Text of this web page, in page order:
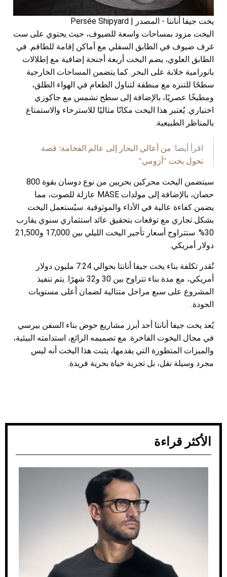
يخت جيفا أنانتا - المصدر | Persée Shipyard
اليخت مزود بمساحات واسعة للضيوف، حيث يحتوي على ست
غرف ضيوف في الطابق السفلي مع أماكن إقامة للطاقم. في
الطابق العلوي، يضم اليخت أربعة أجنحة إضافية مع إطلالات
بانورامية خلابة على البحر. كما يتضمن المساحات الخارجية
سطحًا للتنزه مع منطقة لتناول الطعام في الهواء الطلق،
ومطبخًا عصريًا، بالإضافة إلى سطح تشمس مع جاكوزي
اختياري. يُعتبر هذا اليخت مكانًا مثاليًا للاسترخاء والاستمتاع
بالمناظر الطبيعية.
اقرأ أيضا: من أعالي البحار إلى عالم الفخامة: قصة
تحول يخت "أزومي"
سيتضمن اليخت محركين بحريين من نوع دوسان بقوة 800
حصان، بالإضافة إلى مولدات MASE عازلة للصوت، مما
يضمن كفاءة عالية في الأداء والموثوقية. سيُستعمل اليخت
بشكل تجاري مع توقعات بتحقيق عائد استثماري سنوي يقارب
30%. ستتراوح أسعار تأجير اليخت الليلي بين 17,000 و21,500
دولار أمريكي.
تُقدر تكلفة بناء يخت جيفا أنانتا بحوالي 7.24 مليون دولار
أمريكي، مع مدة بناء تتراوح بين 30 و32 شهرًا. يتم تنفيذ
المشروع على سبع مراحل متتالية لضمان أعلى مستويات
الجودة.
يُعد يخت جيفا أنانتا أحد أبرز مشاريع حوض بناء السفن بيرسي
في مجال اليخوت الفاخرة. مع تصميمه الرائع، استدامته البيئية،
والميزات المتطورة التي يقدمها، يثبت هذا اليخت أنه ليس
مجرد وسيلة نقل، بل تجربة حياة بحرية فريدة.
الأكثر قراءة